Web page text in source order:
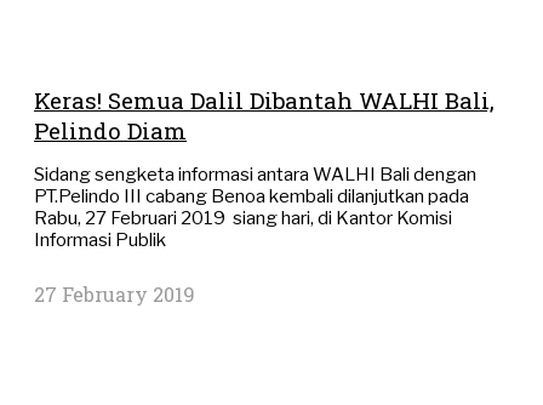
Keras! Semua Dalil Dibantah WALHI Bali,
Pelindo Diam
Sidang sengketa informasi antara WALHI Bali dengan
PT.Pelindo III cabang Benoa kembali dilanjutkan pada
Rabu, 27 Februari 2019 siang hari, di Kantor Komisi
Informasi Publik
27 February 2019